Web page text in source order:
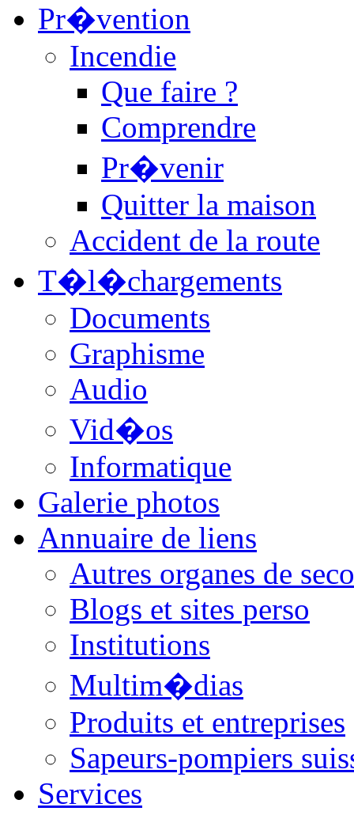
Pr�vention
Incendie
Que faire ?
Comprendre
Pr�venir
Quitter la maison
Accident de la route
T�l�chargements
Documents
Graphisme
Audio
Vid�os
Informatique
Galerie photos
Annuaire de liens
Autres organes de
Blogs et sites perso
Institutions
Multim�dias
Produits et entreprises
Sapeurs-pompiers
Services